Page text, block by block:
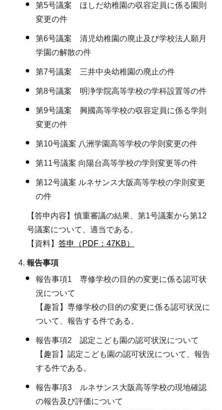
第5号議案 ほしだ幼稚園の収容定員に係る園則
変更の件
第6号議案 清児幼稚園の廃止及び学校法人願月
学園の解散の件
第7号議案 三井中央幼稚園の廃止の件
第8号議案 明浄学院高等学校の学科設置等の件
第9号議案 興國高等学校の収容定員に係る学則
変更の件
第10号議案 八洲学園高等学校の学則変更の件
第11号議案 向陽台高等学校の学則変更等の件
第12号議案 ルネサンス大阪高等学校の学則変更
の件
【答申内容】慎重審議の結果、第1号議案から第12
号議案について、適当である。
【資料】 答申（PDF：47KB）
報告事項
報告事項1 専修学校の目的の変更に係る認可状
況について
【趣旨】専修学校の目的の変更に係る認可状況に
ついて、報告する件である。
報告事項2 認定こども園の認可状況について
【趣旨】認定こども園の認可状況について、報告
する件である。
報告事項3 ルネサンス大阪高等学校の現地確認
の報告及び評価について